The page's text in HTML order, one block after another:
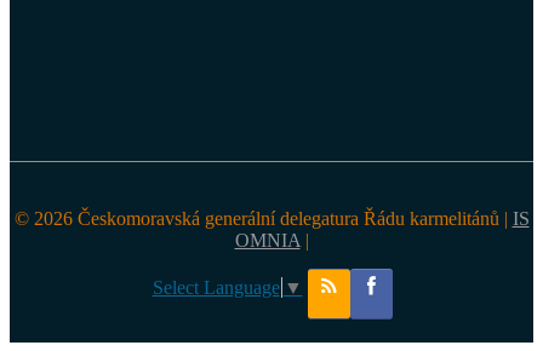
© 2026 Českomoravská generální delegatura Řádu karmelitánů | IS
OMNIA |
Select Language ▼